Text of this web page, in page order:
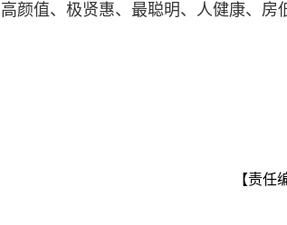
颜值、极贤惠、最聪明、人健康、房
【责任